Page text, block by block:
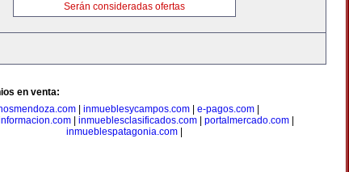
Serán consideradas ofertas
en venta:
| inmueblesycampos.com| e-pagos.com|
inmueblesclasificados.com portalmercado.com
inmueblespatagonia.com